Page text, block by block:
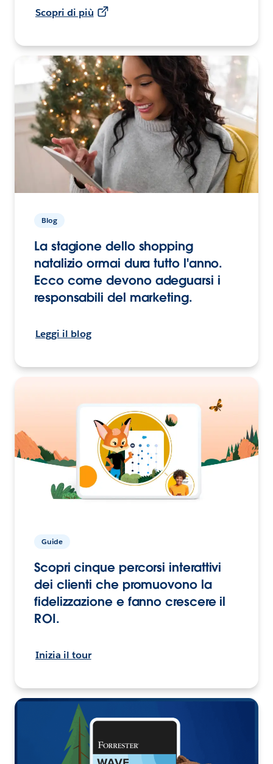
Scopri di più
Blog
La stagione dello shopping
natalizio ormai dura tutto l'anno.
Ecco come devono adeguarsi i
responsabili del marketing.
Leggi il blog
Guide
Scopri cinque percorsi interattivi
dei clienti che promuovono la
fidelizzazione e fanno crescere il
ROI.
Inizia il tour